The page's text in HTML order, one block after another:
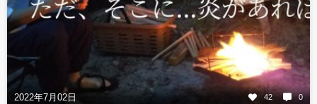
2022年7月02日 42 0